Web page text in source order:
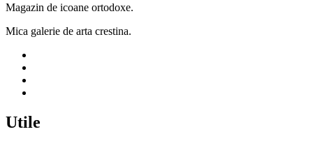
Magazin de icoane ortodoxe.
Mica galerie de arta crestina.
Utile